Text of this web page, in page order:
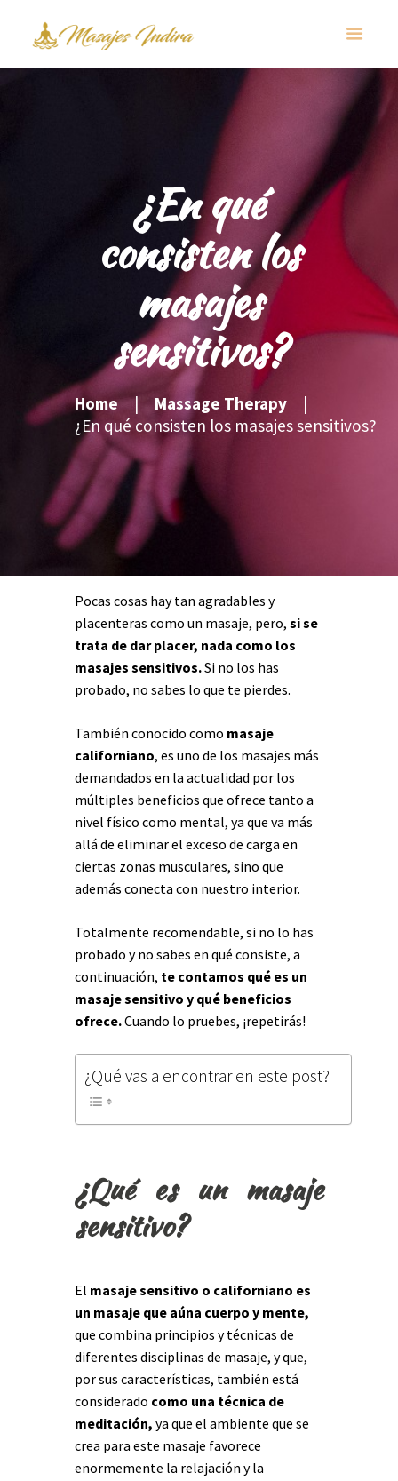
¿En qué
consisten los
masajes
sensitivos?
Home
Massage Therapy
¿En qué consisten los masajes sensitivos?
Pocas cosas hay tan agradables y
placenteras como un masaje, pero, si se
trata de dar placer, nada como los
masajes sensitivos.Si no los has
probado, no sabes lo que te pierdes.
También conocido como masaje
californiano, es uno de los masajes más
demandados en la actualidad por los
múltiples beneficios que ofrece tanto a
nivel físico como mental, ya que va más
allá de eliminar el exceso de carga en
ciertas zonas musculares, sino que
además conecta con nuestro interior.
Totalmente recomendable, si no lo has
probado y no sabes en qué consiste, a
continuación, te contamos qué es un
masaje sensitivo y qué beneficios
ofrece.Cuando lo pruebes, ¡repetirás!
¿Qué vas a encontrar en este post?
¿Qué es un masaje
sensitivo?
El masaje sensitivo o californiano es
un masaje que aúna cuerpo y mente,
que combina principios y técnicas de
diferentes disciplinas de masaje, y que,
por sus características, también está
considerado como una técnica de
meditación, ya que el ambiente que se
crea para este masaje favorece
enormemente la relajación y la